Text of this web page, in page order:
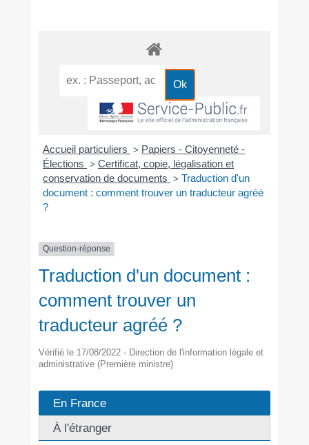
Accueil particuliers > Papiers - Citoyenneté -
Élections > Certificat, copie, légalisation et
conservation de documents > Traduction d'un
document : comment trouver un traducteur agréé
?
Question-réponse
Traduction d'un document :
comment trouver un
traducteur agréé ?
Vérifié le 17/08/2022 - Direction de l'information légale et
administrative (Première ministre)
En France
À l'étranger